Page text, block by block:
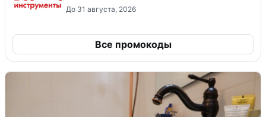
До 31 августа, 2026
Все промокоды